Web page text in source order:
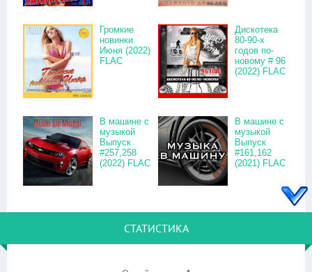
Громкие
новинки
Июня (2022)
FLAC
Дискотека
80-90-х
годов по-
новому # 96
(2022) FLAC
В машине с
музыкой
Выпуск
#257,258
(2022) FLAC
В машине с
музыкой
Выпуск
#161,162
(2021) FLAC
СТАТИСТИКА